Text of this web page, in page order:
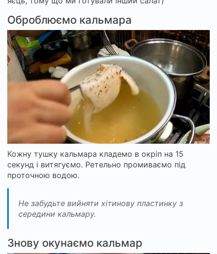
Оброблюємо кальмара
Кожну тушку кальмара кладемо в окріп на 15
секунд і витягуємо. Ретельно промиваємо під
проточною водою.
Не забудьте вийняти хітинову пластинку з
середини кальмару.
Знову окунаємо кальмар